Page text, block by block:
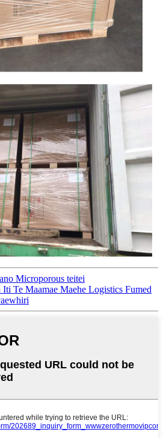
Microporous teitei
Iti Te Maamae Maehe Logistics Fumed